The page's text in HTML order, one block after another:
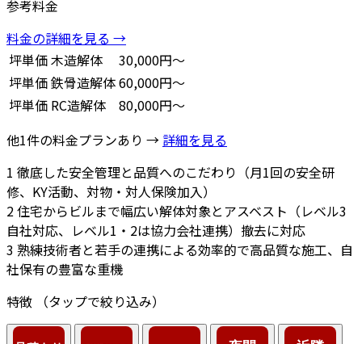
参考料金
料金の詳細を見る →
坪単価木造解体
30,000円～
坪単価鉄骨造解体60,000円～
坪単価 RC造解体
80,000円～
他1件の料金プランあり → 詳細を見る
1 徹底した安全管理と品質へのこだわり（月1回の安全研
修、KY活動、対物・対人保険加入）
2住宅からビルまで幅広い解体対象とアスベスト（レベル3
自社対応、レベル1・2は協力会社連携）撤去に対応
3 熟練技術者と若手の連携による効率的で高品質な施工、自
社保有の豊富な重機
特徴
（タップで絞り込み）